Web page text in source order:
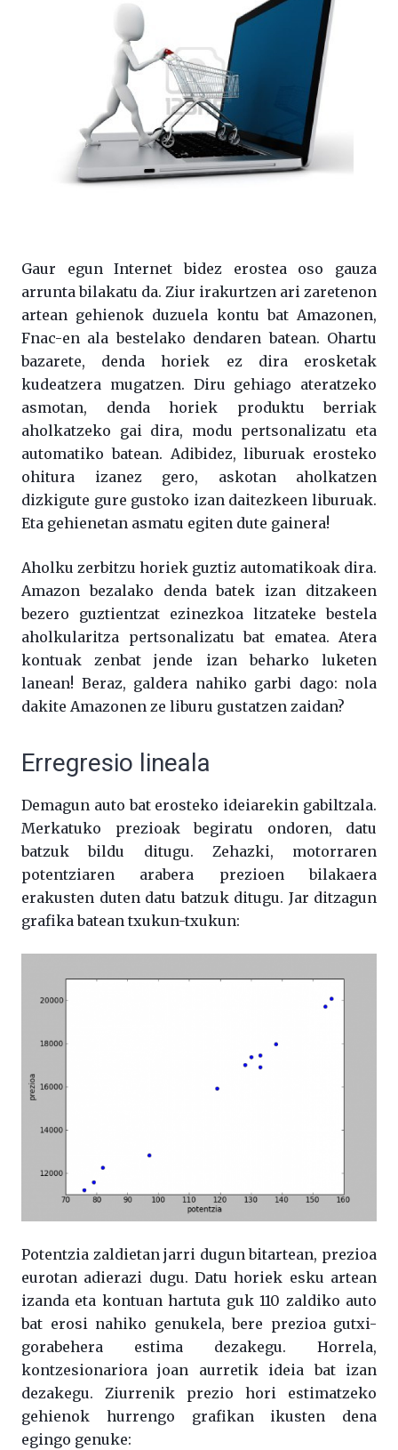
Gaur egun Internet bidez erostea oso gauza
arrunta bilakatu da. Ziur irakurtzen ari zaretenon
artean gehienok duzuela kontu bat Amazonen,
Fnac-en ala bestelako dendaren batean. Ohartu
bazarete, denda horiek ez dira erosketak
kudeatzera mugatzen. Diru gehiago ateratzeko
asmotan, denda horiek produktu berriak
aholkatzeko gai dira, modu pertsonalizatu eta
automatiko batean. Adibidez, liburuak erosteko
ohitura izanez gero, askotan aholkatzen
dizkigute gure gustoko izan daitezkeen liburuak.
Eta gehienetan asmatu egiten dute gainera!
Aholku zerbitzu horiek guztiz automatikoak dira.
Amazon bezalako denda batek izan ditzakeen
bezero guztientzat ezinezkoa litzateke bestela
aholkularitza pertsonalizatu bat ematea. Atera
kontuak zenbat jende izan beharko luketen
lanean! Beraz, galdera nahiko garbi dago: nola
dakite Amazonen ze liburu gustatzen zaidan?
Erregresio lineala
Demagun auto bat erosteko ideiarekin gabiltzala.
Merkatuko prezioak begiratu ondoren, datu
batzuk bildu ditugu. Zehazki, motorraren
potentziaren arabera prezioen bilakaera
erakusten duten datu batzuk ditugu. Jar ditzagun
grafika batean txukun-txukun:
Potentzia zaldietan jarri dugun bitartean, prezioa
eurotan adierazi dugu. Datu horiek esku artean
izanda eta kontuan hartuta guk 110 zaldiko auto
bat erosi nahiko genukela, bere prezioa gutxi-
gorabehera estima dezakegu. Horrela,
kontzesionariora joan aurretik ideia bat izan
dezakegu. Ziurrenik prezio hori estimatzeko
gehienok hurrengo grafikan ikusten dena
egingo genuke: